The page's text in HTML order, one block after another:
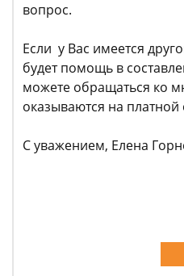
вопрос.
Если у Вас имеется
будет помощь в
можете обращаться ко
оказываются на платной
С уважением, Елена